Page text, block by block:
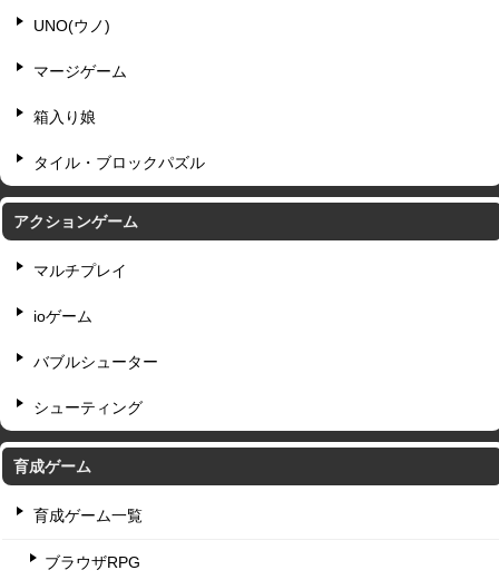
UNO(ウノ)
マージゲーム
箱入り娘
タイル・ブロックパズル
アクションゲーム
マルチプレイ
ioゲーム
バブルシューター
シューティング
育成ゲーム
育成ゲーム一覧
ブラウザRPG